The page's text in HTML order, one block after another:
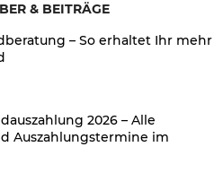
& BEITRÄGE
– So erhaltet Ihr mehr
2026 – Alle
Auszahlungstermine im